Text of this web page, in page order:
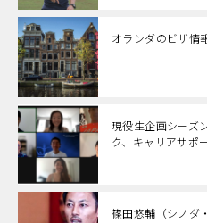
オランダのビザ情
現役生企画シーズ
ク、キャリアサポ
篠田悠輔（シノダ